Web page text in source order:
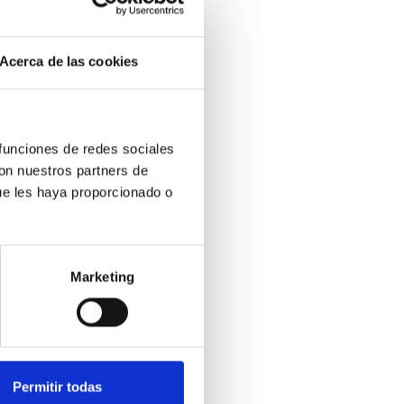
Acerca de las cookies
de redes sociales
nuestros partners de
les haya proporcionado o
Marketing
Permitir todas
y sin
.